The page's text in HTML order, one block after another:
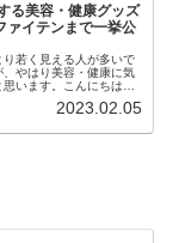
る美容・健康グッズ
ァイテンまで一挙公
若く見える人が多いで
やはり美容・健康に気
います。こんにちは！
人…
2023.02.05